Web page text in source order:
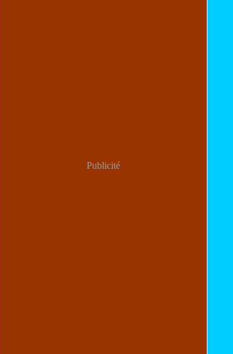
Publicité